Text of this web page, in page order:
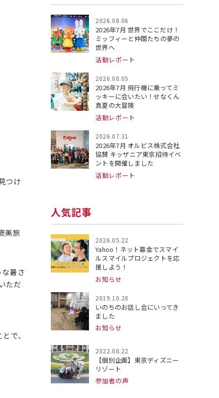
つけ
美旅
暑さ
ただ
で、
2026.08.06
2026年7月 世界でここだけ！
ミッフィーと仲間たちの夢の
世界へ
活動レポート
2026.08.05
2026年7月 飛行機に乗ってミ
ッキーに会いたい！せなくん
真夏の大冒険
活動レポート
2026.07.31
2026年7月 オルビス株式会社
協賛 キッザニア東京招待イベ
ントを開催しました
活動レポート
人気記事
2026.05.22
Yahoo！ネット募金でスマイ
ルスマイルプロジェクトを応
援しよう！
お知らせ
2019.10.28
いのちのお話し会にいってき
ました
お知らせ
2022.08.22
【個別企画】東京ディズニー
リゾート
参加者の声